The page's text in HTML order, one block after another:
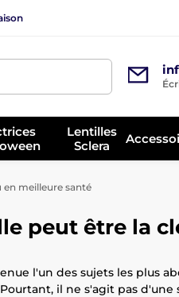
Lentilles
Sclera
en meilleure santé
peut être la
l'un des sujets les plus
il ne s'agit pas